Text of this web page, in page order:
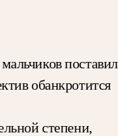
поставил
обанкротится
степени,